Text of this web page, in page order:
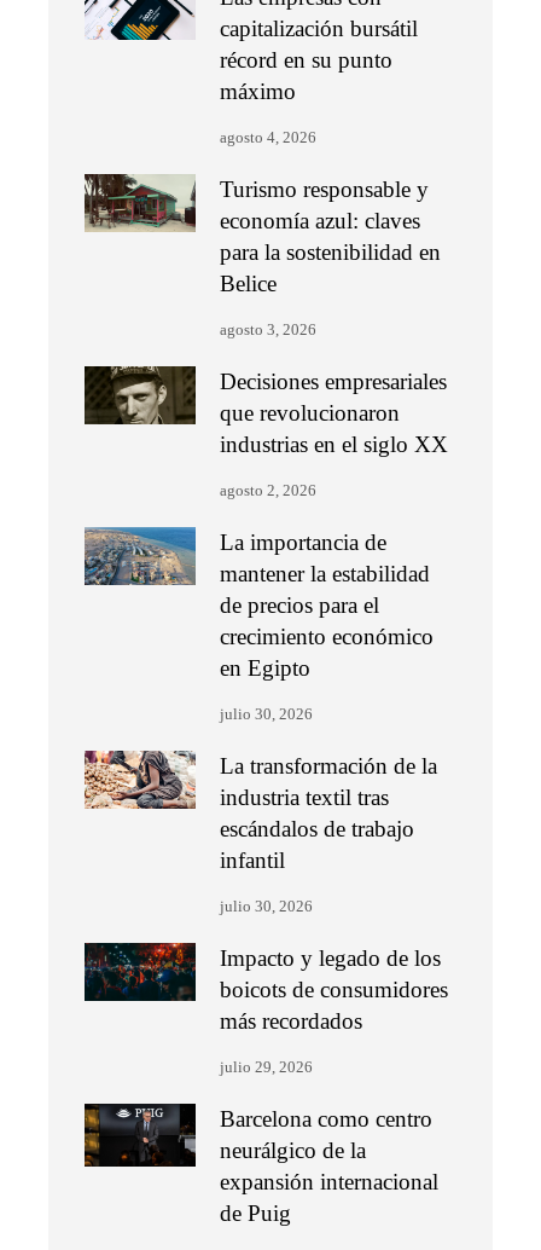
capitalización bursátil
récord en su punto
máximo
agosto 4, 2026
Turismo responsable y
economía azul: claves
para la sostenibilidad en
Belice
agosto 3, 2026
Decisiones empresariales
que revolucionaron
industrias en el siglo XX
agosto 2, 2026
La importancia de
mantener la estabilidad
de precios para el
crecimiento económico
en Egipto
julio 30, 2026
La transformación de la
industria textil tras
escándalos de trabajo
infantil
julio 30, 2026
Impacto y legado de los
boicots de consumidores
más recordados
julio 29, 2026
Barcelona como centro
neurálgico de la
expansión internacional
de Puig